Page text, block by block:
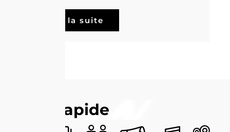
Lire la suite
Accès rapide